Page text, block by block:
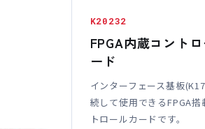
K20232
FPGA内蔵コント
ード
インターフェース基板
続して使用できるFPGA搭
トロールカードです。